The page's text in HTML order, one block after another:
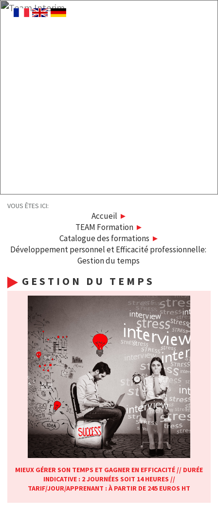
VOUS ÊTES ICI:
Accueil
TEAM Formation
Catalogue des formations
Développement personnel et Efficacité professionnelle:
Gestion du temps
GESTION DU TEMPS
MIEUX GÉRER SON TEMPS ET GAGNER EN EFFICACITÉ // DURÉE
INDICATIVE : 2 JOURNÉES SOIT 14 HEURES //
TARIF/JOUR/APPRENANT : À PARTIR DE 245 EUROS HT